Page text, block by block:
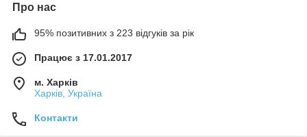
Про нас
95% позитивних з 223 відгуків за рік
Працює з 17.01.2017
м. Харків
Харків, Україна
Контакти